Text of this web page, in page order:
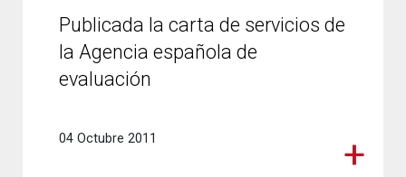
Publicada la carta de servicios de
la Agencia española de
evaluación
04 Octubre 2011